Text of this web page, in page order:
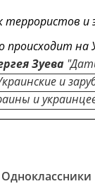
террористов и
на
Зуева
и
и
Одноклассники